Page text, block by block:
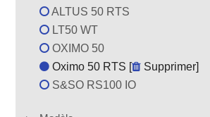
ALTUS 50 RTS
LT50 WT
OXIMO 50
Oximo 50 RTS [
Supprimer]
S&SO RS100 IO